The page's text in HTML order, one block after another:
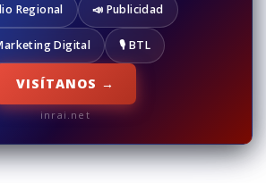
Regional 📣 Publicidad
Digital 🎙️ BTL
VISÍTANOS →
inrai.net